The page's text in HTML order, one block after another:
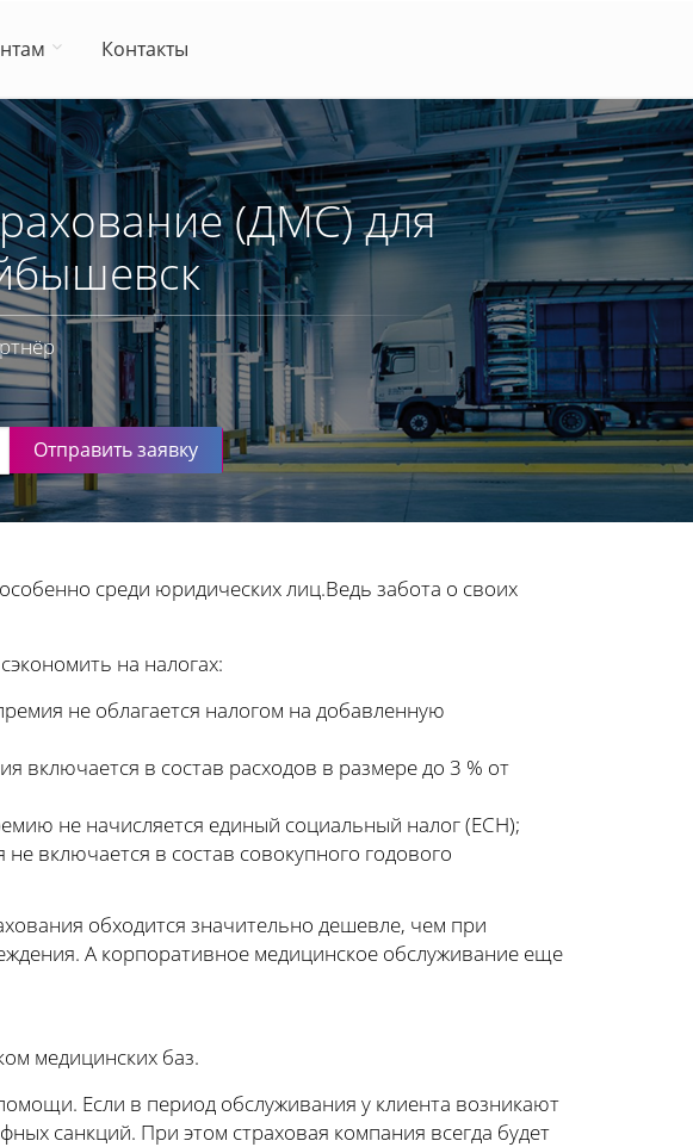
Контакты
(ДМС) для
Отправить заявку
среди юридических лиц.Ведь забота о своих
на налогах:
не облагается налогом на добавленную
включается в состав расходов в размере до 3 % от
не начисляется единый социальный налог (ЕСН);
включается в состав совокупного годового
обходится значительно дешевле, чем при
А корпоративное медицинское обслуживание еще
медицинских баз.
Если в период обслуживания у клиента возникают
санкций. При этом страховая компания всегда будет